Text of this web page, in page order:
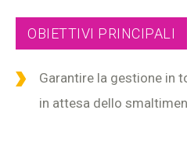
OBIETTIVI PRINCIPALI
Garantire la gestione in
in attesa dello